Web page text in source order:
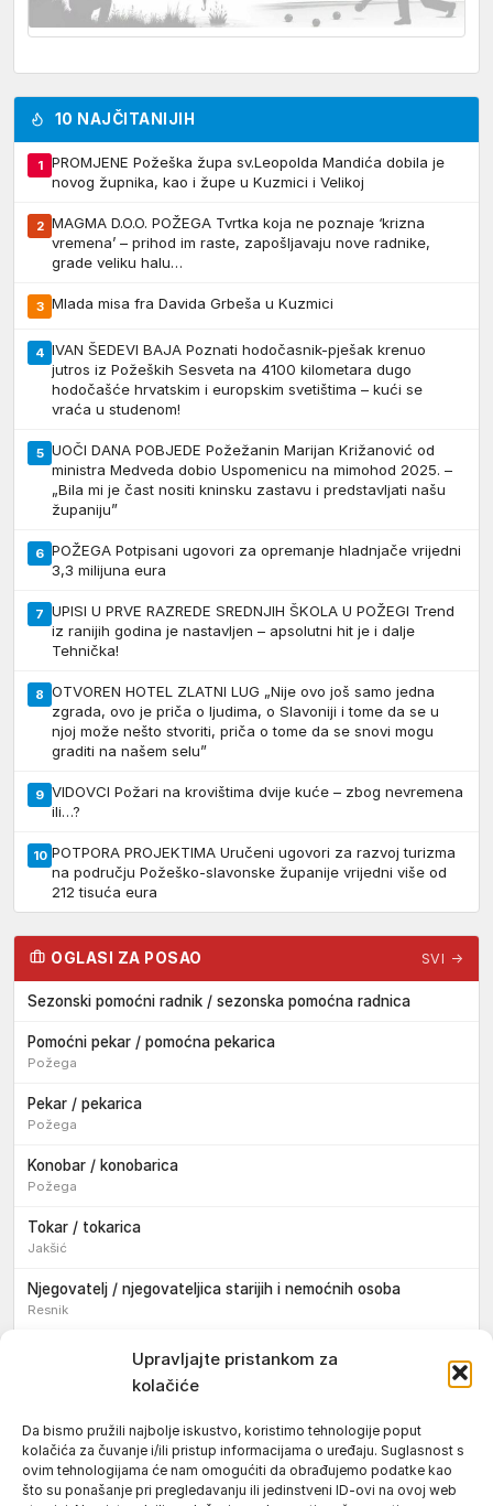
Upravljajte pristankom za
kolačiće
Da bismo pružili najbolje iskustvo, koristimo tehnologije poput
kolačića za čuvanje i/ili pristup informacijama o uređaju. Suglasnost s
ovim tehnologijama će nam omogućiti da obrađujemo podatke kao
što su ponašanje pri pregledavanju ili jedinstveni ID-ovi na ovoj web
10 NAJČITANIJIH
1
PROMJENE Požeška župa sv.Leopolda Mandića dobila je
novog župnika, kao i župe u Kuzmici i Velikoj
2 MAGMA D.O.O. POŽEGA Tvrtka koja ne poznaje ‘krizna
vremena’ – prihod im raste, zapošljavaju nove radnike,
grade veliku halu…
3 Mlada misa fra Davida Grbeša u Kuzmici
4 IVAN ŠEDEVI BAJA Poznati hodočasnik-pješak krenuo
jutros iz Požeških Sesveta na 4100 kilometara dugo
hodočašće hrvatskim i europskim svetištima – kući se
vraća u studenom!
5 UOČI DANA POBJEDE Požežanin Marijan Križanović od
ministra Medveda dobio Uspomenicu na mimohod 2025. –
„Bila mi je čast nositi kninsku zastavu i predstavljati našu
županiju”
6 POŽEGA Potpisani ugovori za opremanje hladnjače vrijedni
3,3 milijuna eura
7 UPISI U PRVE RAZREDE SREDNJIH ŠKOLA U POŽEGI Trend
iz ranijih godina je nastavljen – apsolutni hit je i dalje
Tehnička!
8 OTVOREN HOTEL ZLATNI LUG „Nije ovo još samo jedna
zgrada, ovo je priča o ljudima, o Slavoniji i tome da se u
njoj može nešto stvoriti, priča o tome da se snovi mogu
graditi na našem selu”
9 VIDOVCI Požari na krovištima dvije kuće – zbog nevremena
ili…?
10 POTPORA PROJEKTIMA Uručeni ugovori za razvoj turizma
na području Požeško-slavonske županije vrijedni više od
212 tisuća eura
OGLASI ZA POSAO SVI →
Sezonski pomoćni radnik / sezonska pomoćna radnica
Pomoćni pekar / pomoćna pekarica
Požega
Pekar / pekarica
Požega
Konobar / konobarica
Požega
Tokar / tokarica
Jakšić
Njegovatelj / njegovateljica starijih i nemoćnih osoba
Resnik
Konobar / konobarica
Jakšić
Vozač / vozačica teretnog vozila s poluprikolicom
Požega